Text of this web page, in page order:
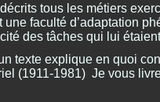
tous les métiers
faculté d’adaptation
des tâches qui lui
texte explique en quoi
(1911-1981) Je vous